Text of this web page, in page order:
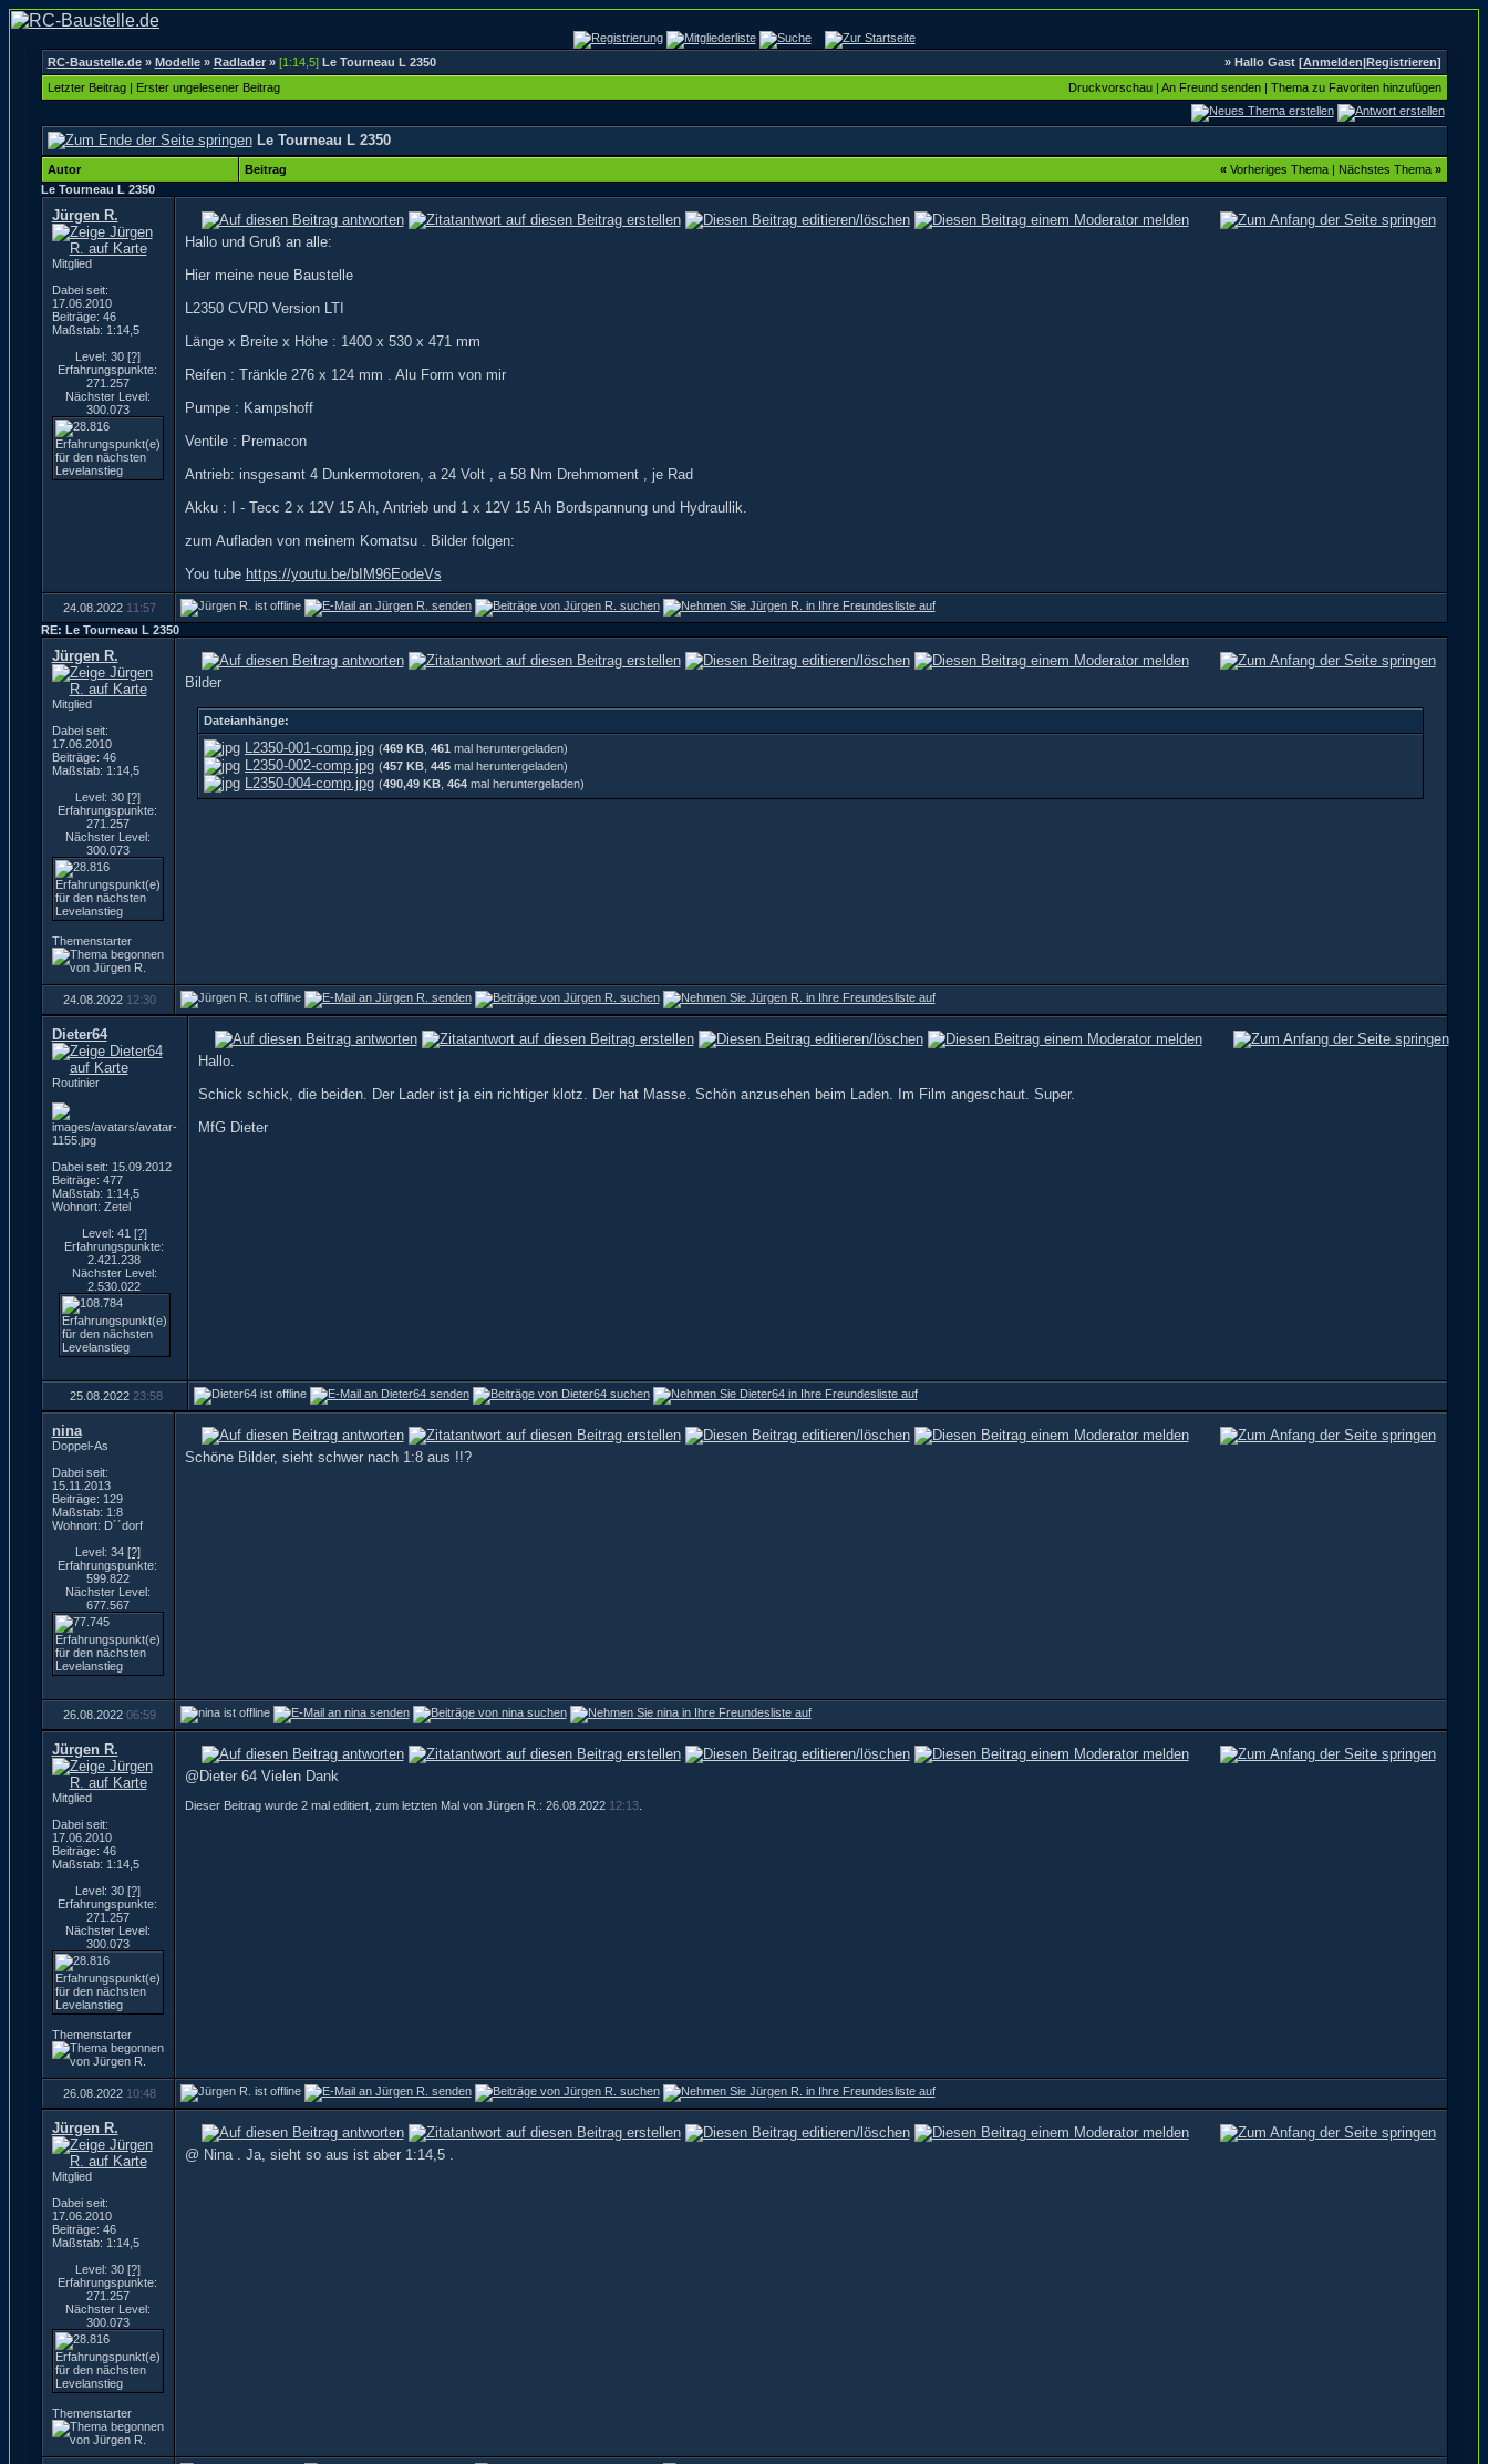
RC-Baustelle.de» Modelle» Radlader» [1:14,5] Le Tourneau L 2350 » Hallo Gast [Anmelden|Registrieren]
Letzter Beitrag| Erster ungelesener Beitrag Druckvorschau| An Freund senden| Thema zu Favoriten hinzufügen
Le Tourneau L 2350
Autor Beitrag « Vorheriges Thema| Nächstes Thema »
Le Tourneau L 2350
Jürgen R.
Mitglied
Dabei seit:
17.06.2010
Beiträge: 46
Maßstab: 1:14,5
Level: 30 [?]
Erfahrungspunkte:
271.257
Nächster Level:
300.073
Hallo und Gruß an alle:
Hier meine neue Baustelle
L2350 CVRD Version LTI
Länge x Breite x Höhe : 1400 x 530 x 471 mm
Reifen : Tränkle 276 x 124 mm . Alu Form von mir
Pumpe : Kampshoff
Ventile : Premacon
Antrieb: insgesamt 4 Dunkermotoren, a 24 Volt , a 58 Nm Drehmoment , je Rad
Akku : I - Tecc 2 x 12V 15 Ah, Antrieb und 1 x 12V 15 Ah Bordspannung und Hydraullik.
zum Aufladen von meinem Komatsu . Bilder folgen:
You tube https://youtu.be/bIM96EodeVs
24.08.2022 11:57
RE: Le Tourneau L 2350
Jürgen R.
Mitglied
Dabei seit:
17.06.2010
Beiträge: 46
Maßstab: 1:14,5
Level: 30 [?]
Erfahrungspunkte:
271.257
Nächster Level:
300.073
Themenstarter
Bilder
Dateianhänge:
L2350-001-comp.jpg (469 KB 461 mal heruntergeladen)
L2350-002-comp.jpg (457 KB 445 mal heruntergeladen)
L2350-004-comp.jpg (490,49 KB 464 mal heruntergeladen)
24.08.2022 12:30
Dieter64
Routinier
Dabei seit: 15.09.2012
Beiträge: 477
Maßstab: 1:14,5
Wohnort: Zetel
Level: 41 [?]
Erfahrungspunkte:
2.421.238
Nächster Level:
2.530.022
Hallo.
Schick schick, die beiden. Der Lader ist ja ein richtiger klotz. Der hat Masse. Schön anzusehen beim Laden. Im Film angeschaut. Super.
MfG Dieter
25.08.2022 23:58
nina
Doppel-As
Dabei seit:
15.11.2013
Beiträge: 129
Maßstab: 1:8
Wohnort: D´´dorf
Level: 34 [?]
Erfahrungspunkte:
599.822
Nächster Level:
677.567
Schöne Bilder, sieht schwer nach 1:8 aus !!?
26.08.2022 06:59
Jürgen R.
Mitglied
Dabei seit:
17.06.2010
Beiträge: 46
Maßstab: 1:14,5
Level: 30 [?]
Erfahrungspunkte:
271.257
Nächster Level:
300.073
Themenstarter
@Dieter 64 Vielen Dank
Dieser Beitrag wurde 2 mal editiert, zum letzten Mal von Jürgen R.: 26.08.2022 12:13.
26.08.2022 10:48
Jürgen R.
Mitglied
Dabei seit:
17.06.2010
Beiträge: 46
Maßstab: 1:14,5
Level: 30 [?]
Erfahrungspunkte:
271.257
Nächster Level:
300.073
Themenstarter
@ Nina . Ja, sieht so aus ist aber 1:14,5 .